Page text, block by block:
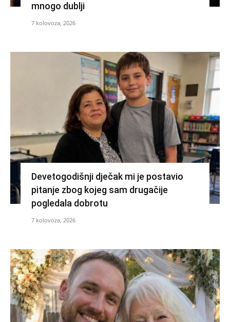
mnogo dublji
7 kolovoza, 2026
Devetogodišnji dječak mi je postavio
pitanje zbog kojeg sam drugačije
pogledala dobrotu
7 kolovoza, 2026